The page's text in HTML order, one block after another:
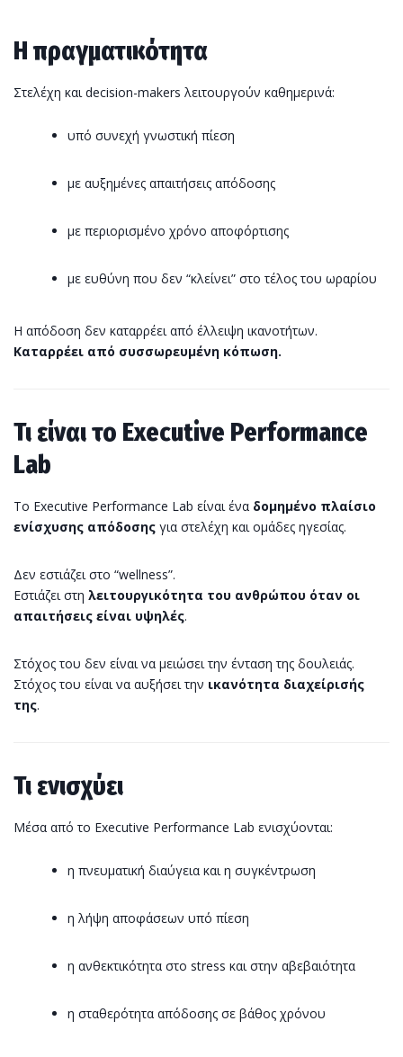
Η πραγματικότητα
Στελέχη και decision-makers λειτουργούν καθημερινά:
υπό συνεχή γνωστική πίεση
με αυξημένες απαιτήσεις απόδοσης
με περιορισμένο χρόνο αποφόρτισης
με ευθύνη που δεν “κλείνει” στο τέλος του ωραρίου
Η απόδοση δεν καταρρέει από έλλειψη ικανοτήτων.
Καταρρέει από συσσωρευμένη κόπωση.
Τι είναι το Executive Performance
Lab
Το Executive Performance Lab είναι ένα δομημένο πλαίσιο
ενίσχυσης απόδοσης για στελέχη και ομάδες ηγεσίας.
Δεν εστιάζει στο “wellness”.
Εστιάζει στη λειτουργικότητα του ανθρώπου όταν οι
απαιτήσεις είναι υψηλές.
Στόχος του δεν είναι να μειώσει την ένταση της δουλειάς.
Στόχος του είναι να αυξήσει την ικανότητα διαχείρισής
της.
Τι ενισχύει
Μέσα από το Executive Performance Lab ενισχύονται:
η πνευματική διαύγεια και η συγκέντρωση
η λήψη αποφάσεων υπό πίεση
η ανθεκτικότητα στο stress και στην αβεβαιότητα
η σταθερότητα απόδοσης σε βάθος χρόνου